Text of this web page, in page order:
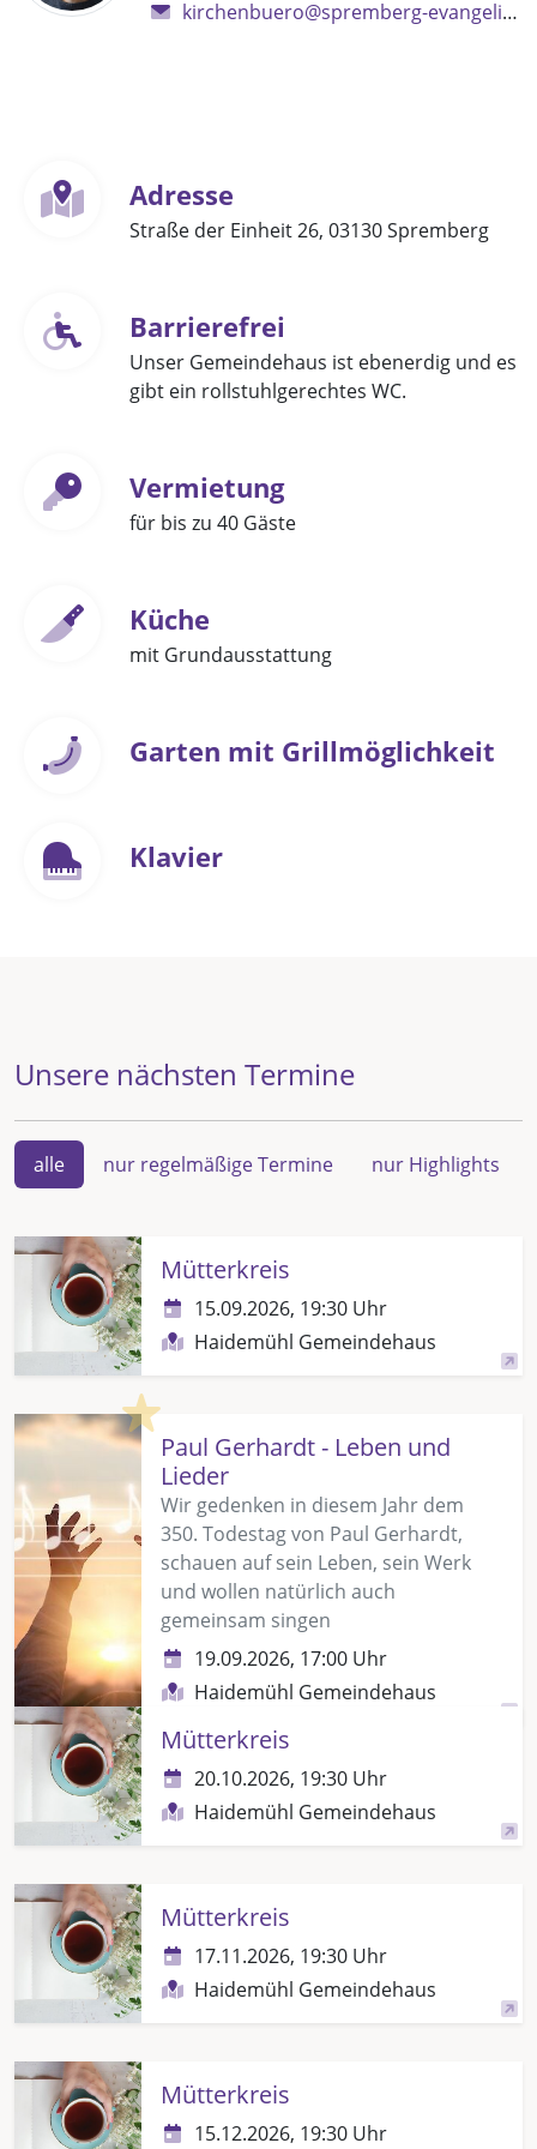
kirchenbuero@spremberg-evangelisch.de
Adresse
Straße der Einheit 26, 03130 Spremberg
Barrierefrei
Unser Gemeindehaus ist ebenerdig und es
gibt ein rollstuhlgerechtes WC.
Vermietung
für bis zu 40 Gäste
Küche
mit Grundausstattung
Garten mit Grillmöglichkeit
Klavier
Unsere nächsten Termine
alle nur regelmäßige Termine nur Highlights
Mütterkreis
15.09.2026, 19:30 Uhr
Haidemühl Gemeindehaus
Highlight
Paul Gerhardt - Leben und
Lieder
Wir gedenken in diesem Jahr dem
350. Todestag von Paul Gerhardt,
schauen auf sein Leben, sein Werk
und wollen natürlich auch
gemeinsam singen
19.09.2026, 17:00 Uhr
Haidemühl Gemeindehaus
Mütterkreis
20.10.2026, 19:30 Uhr
Haidemühl Gemeindehaus
Mütterkreis
17.11.2026, 19:30 Uhr
Haidemühl Gemeindehaus
Mütterkreis
15.12.2026, 19:30 Uhr